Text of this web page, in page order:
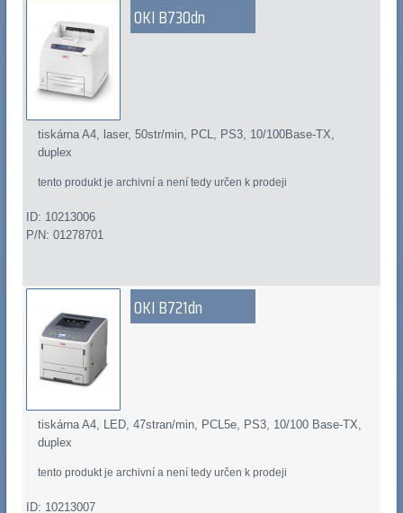
OKI B730dn
tiskárna A4, laser, 50str/min, PCL, PS3, 10/100Base-TX,
duplex
tento produkt je archivní a není tedy určen k prodeji
ID: 10213006
P/N: 01278701
OKI B721dn
tiskárna A4, LED, 47stran/min, PCL5e, PS3, 10/100 Base-TX,
duplex
tento produkt je archivní a není tedy určen k prodeji
ID: 10213007